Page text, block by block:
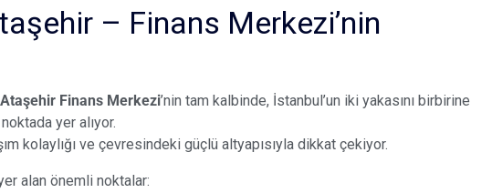
– Finans Merkezi’nin
Ataşehir Finans Merkezi’nin tam kalbinde, İstanbul’un iki yakasını birbirine
yer alıyor.
kolaylığı ve çevresindeki güçlü altyapısıyla dikkat çekiyor.
alan önemli noktalar: